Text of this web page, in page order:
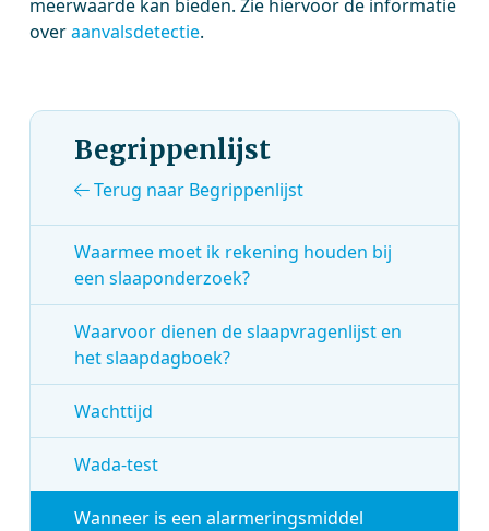
meerwaarde kan bieden. Zie hiervoor de informatie
overaanvalsdetectie.
Begrippenlijst
Terug naar Begrippenlijst
Waarmee moet ik rekening houden bij
een slaaponderzoek?
Waarvoor dienen de slaapvragenlijst en
het slaapdagboek?
Wachttijd
Wada-test
Wanneer is een alarmeringsmiddel